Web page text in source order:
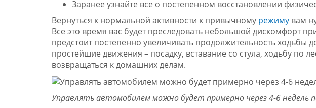
Заранее узнайте все о постепенном восстановлении
Вернуться к нормальной активности к привычному режиму вам
Все это время вас будет преследовать небольшой дискомфорт
предстоит постепенно увеличивать продолжительность ходьбы
простейшие движения – посадку, вставание со стула, ходьбу по
возвращаться к домашних делам.
Управлять автомобилем можно будет примерно через 4-6 недель